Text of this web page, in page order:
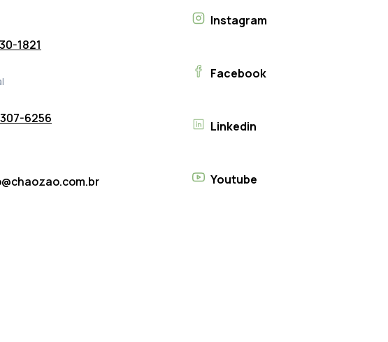
1821
6256
Instagram
Facebook
Linkedin
Youtube